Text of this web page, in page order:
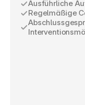
Ausführliche
Regelmäßige